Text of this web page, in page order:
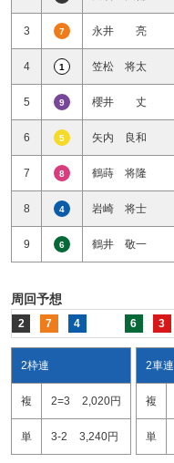
3 7 永井 亮
4 1 笠松 将太
5 9 櫻井 丈
6 5 矢内 良和
7 8 鶴蒔 将隆
8 4 岩崎 将士
9 6 鶴井 敬一
周回予想
2 7 4 6 3
2枠連
複 2=3 2,020円
単 3-2 3,240円
2車連
複
単